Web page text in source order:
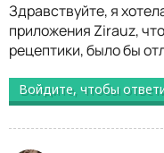
Здравствуйте, я
приложения Zirauz,
рецептики, было бы
Войдите, чтобы